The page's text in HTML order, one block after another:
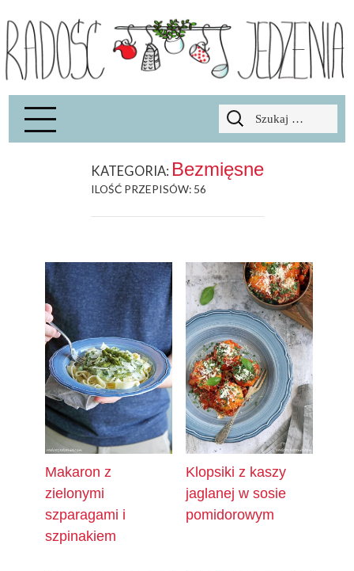
Radość Jedzenia – blog kulinarny
Szukaj:
KATEGORIA: Bezmięsne
ILOŚĆ PRZEPISÓW: 56
Makaron z
zielonymi
szparagami i
szpinakiem
Klopsiki z kaszy
jaglanej w sosie
pomidorowym